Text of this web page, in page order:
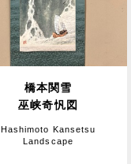
橋本関雪
巫峡奇忛図
Hashimoto Kansetsu
Landscape